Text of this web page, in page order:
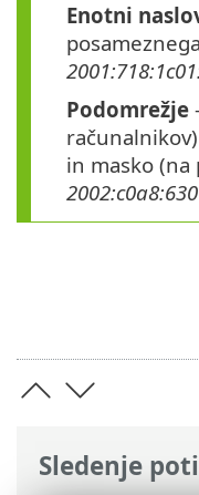
Sledenje poti
Enotni
Podomrežje
in masko (na